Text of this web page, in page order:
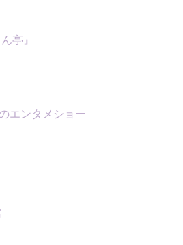
亭』
エンタメショー